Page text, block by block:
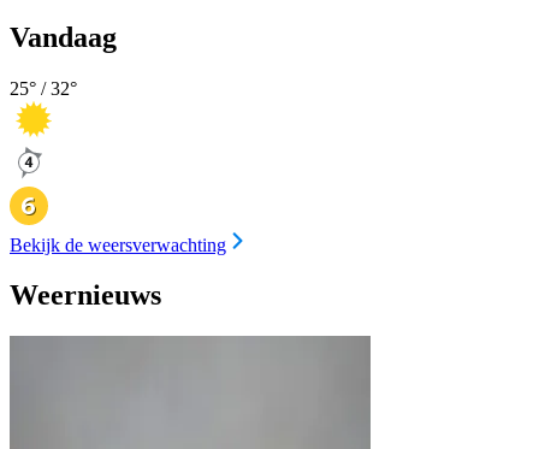
Vandaag
25° /32°
Bekijk de weersverwachting
Weernieuws